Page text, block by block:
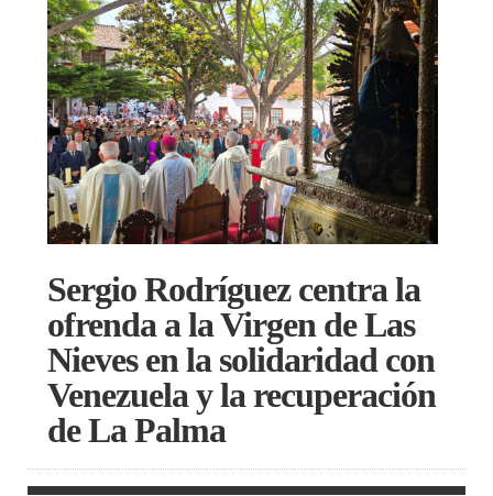
Sergio Rodríguez centra la
ofrenda a la Virgen de Las
Nieves en la solidaridad con
Venezuela y la recuperación
de La Palma